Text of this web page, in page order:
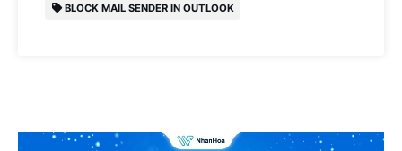
BLOCK MAIL SENDER IN OUTLOOK